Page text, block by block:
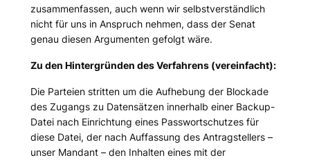
zusammenfassen, auch wenn wir selbstverständlich
nicht für uns in Anspruch nehmen, dass der Senat
genau diesen Argumenten gefolgt wäre.
Zu den Hintergründen des Verfahrens (vereinfacht):
Die Parteien stritten um die Aufhebung der Blockade
des Zugangs zu Datensätzen innerhalb einer Backup-
Datei nach Einrichtung eines Passwortschutzes für
diese Datei, der nach Auffassung des Antragstellers –
unser Mandant – den Inhalten eines mit der